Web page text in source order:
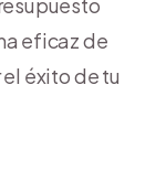
eficaz de
éxito de tu